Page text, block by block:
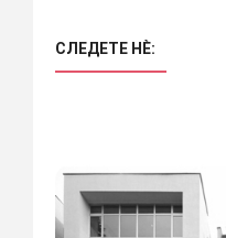
СЛЕДЕТЕ НÈ: